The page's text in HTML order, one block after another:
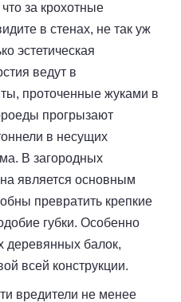
за крохотные
в стенах, не так уж
эстетическая
ведут в
проточенные жуками в
прогрызают
в несущих
В загородных
является основным
превратить крепкие
губки. Особенно
деревянных балок,
всей конструкции.
вредители не менее